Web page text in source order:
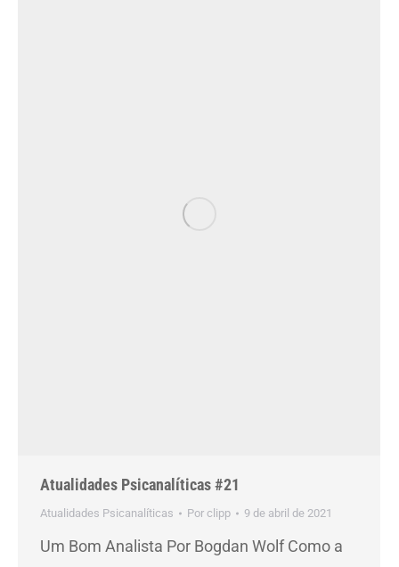
Atualidades Psicanalíticas #21
Atualidades Psicanalíticas Por clipp 9 de abril de 2021
Um Bom Analista Por Bogdan Wolf Como a